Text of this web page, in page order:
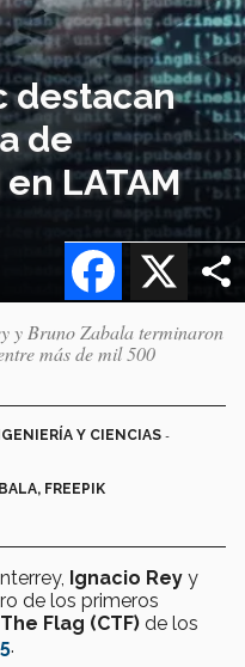
destacan
de
LATAM
X
Facebook
y Bruno Zabala terminaron
más de mil 500
Y CIENCIAS -
FREEPIK
Ignacio Rey y
de los primeros
Flag (CTF) de los
.